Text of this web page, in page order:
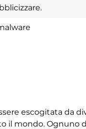
escogitata da
il mondo. Ognuno